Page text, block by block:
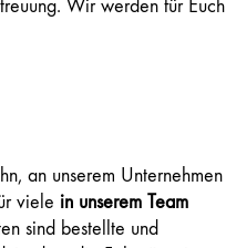
Wir werden für Euch
an unserem Unternehmen
viele in unserem Team
sind bestellte und